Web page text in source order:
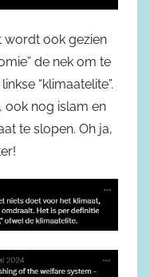
wordt ook gezien
de nek om te
“klimaatelite”.
ook nog islam en
te slopen. Oh ja,